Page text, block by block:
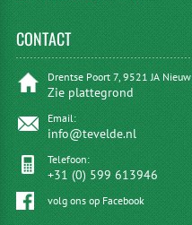
CONTACT
Drentse Poort 7, 9521 JA
Zie plattegrond
Email:
info@tevelde.nl
Telefoon:
+31 (0) 599 613946
volg ons op Facebook